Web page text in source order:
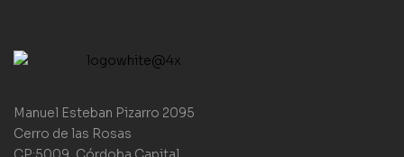
Manuel Esteban Pizarro 2095
Cerro de las Rosas